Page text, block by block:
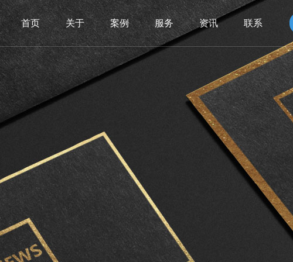
首页 关于 案例 服务 资讯 联系